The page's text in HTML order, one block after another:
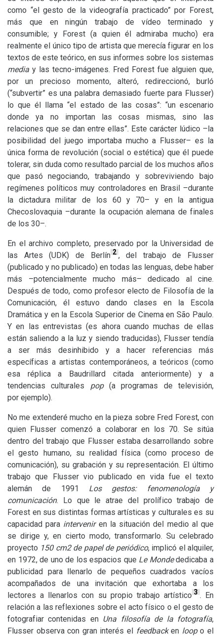
como “el gesto de la videografía practicado” por Forest,
más que en ningún trabajo de vídeo terminado y
consumible; y Forest (a quien él admiraba mucho) era
realmente el único tipo de artista que merecía figurar en los
textos de este teórico, en sus informes sobre los sistemas
media y las tecno-imágenes. Fred Forest fue alguien que,
por un precioso momento, alteró, redireccionó, burló
(“subvertir” es una palabra demasiado fuerte para Flusser)
lo que él llama “el estado de las cosas”: “un escenario
donde ya no importan las cosas mismas, sino las
relaciones que se dan entre ellas”. Este carácter lúdico –la
posibilidad del juego importaba mucho a Flusser– es la
única forma de revolución (social o estética) que él puede
tolerar, sin duda como resultado parcial de los muchos años
que pasó negociando, trabajando y sobreviviendo bajo
regímenes políticos muy controladores en Brasil –durante
la dictadura militar de los 60 y 70– y en la antigua
Checoslovaquia –durante la ocupación alemana de finales
de los 30–.
En el archivo completo, preservado por la Universidad de
las Artes (UDK) de Berlín 2 ,
del trabajo de Flusser
(publicado y no publicado) en todas las lenguas, debe haber
más –potencialmente mucho más– dedicado al cine.
Después de todo, como profesor electo de Filosofía de la
Comunicación, él estuvo dando clases en la Escola
Dramática y en la Escola Superior de Cinema en São Paulo.
Y en las entrevistas (es ahora cuando muchas de ellas
están saliendo a la luz y siendo traducidas), Flusser tendía
a ser más desinhibido y a hacer referencias más
específicas a artistas contemporáneos, a teóricos (como
esa réplica a Baudrillard citada anteriormente) y a
tendencias culturales pop(a programas de televisión,
por ejemplo).
No me extenderé mucho en la pieza sobre Fred Forest, con
quien Flusser comenzó a colaborar en los 70. Se sitúa
dentro del trabajo que Flusser estaba desarrollando sobre
el gesto humano, su realidad física (como proceso de
comunicación), su grabación y su representación. El último
trabajo que Flusser vio publicado en vida fue el texto
alemán de 1991 Los gestos: fenomenología y
comunicación. Lo que le atrae del prolífico trabajo de
Forest en sus distintas formas artísticas y culturales es su
capacidad para intervenir en la situación del medio al que
se dirige y, en cierto modo, transformarlo. Su celebrado
proyecto 150 cm2 de papel de periódico, implicó el alquiler,
en 1972, de uno de los espacios que Le Mondededicaba a
publicidad para llenarlo de pequeños cuadrados vacíos
acompañados de una invitación que exhortaba a los
lectores a llenarlos con su propio trabajo artístico 3 . En
relación a las reflexiones sobre el acto físico o el gesto de
fotografiar contenidas en Una filosofía de la fotografía,
Flusser observa con gran interés el feedbacken loopo el